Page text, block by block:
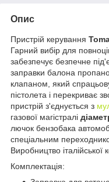
Опис
Пристрій керування
Гарний вибір для
забезпечує безпечне
заправки балона
клапаном, який
пістолета і перекриває
пристрій з'єднується з
газової магістралі
лючок бензобака
спеціальним
Виробництво італійської
Комплектація: